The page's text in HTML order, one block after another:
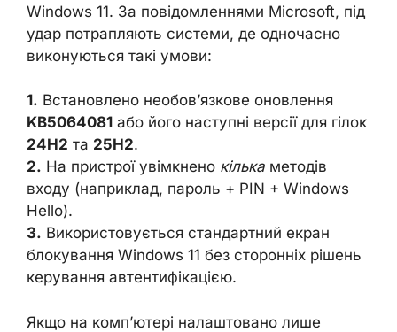
Windows 11. За повідомленнями Microsoft, під
удар потрапляють системи, де одночасно
виконуються такі умови:
1. Встановлено необов’язкове оновлення
KB5064081 або його наступні версії для гілок
24H2 та 25H2.
2. На пристрої увімкнено кілька методів
входу (наприклад, пароль + PIN + Windows
Hello).
3. Використовується стандартний екран
блокування Windows 11 без сторонніх рішень
керування автентифікацією.
Якщо на комп’ютері налаштовано лише